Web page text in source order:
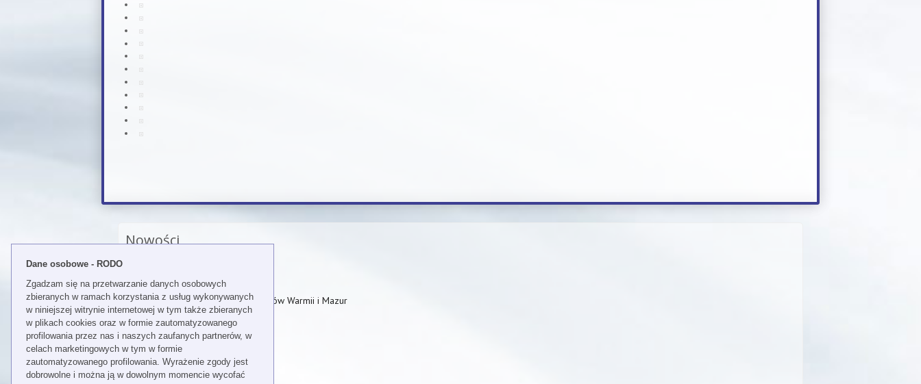
Dane osobowe - RODO
Zgadzam się na przetwarzanie danych osobowych
zbieranych w ramach korzystania z usług wykonywanych
w niniejszej witrynie internetowej w tym także zbieranych
w plikach cookies oraz w formie zautomatyzowanego
profilowania przez nas i naszych zaufanych partnerów, w
celach marketingowych w tym w formie
zautomatyzowanego profilowania. Wyrażenie zgody jest
dobrowolne i można ją w dowolnym momencie wycofać
Nowości
Ślubowanie 2026
Wielkanocne spotkanie Policjantów Warmii i Mazur
2026 "Cześć ich pamięci!"
Policja granatowa
Historia sierż. Józefa Frydrycha